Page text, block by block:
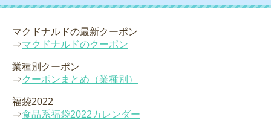
マクドナルドの最新クーポン
⇒マクドナルドのクーポン
業種別クーポン
⇒クーポンまとめ（業種別）
福袋2022
⇒食品系福袋2022カレンダー